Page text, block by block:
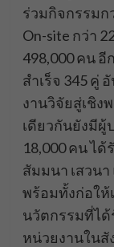
ร่วมกิจกรรมก
On-site กว่า
498,000 คน อี
สำเร็จ 345 คู่
งานวิจัยสู่เชิง
เดียวกันยังมีผู้
18,000 คน ไ
สัมมนา เสวนา
พร้อมทั้งก่อให้
นวัตกรรมที่ไ
หน่วยงานในสั